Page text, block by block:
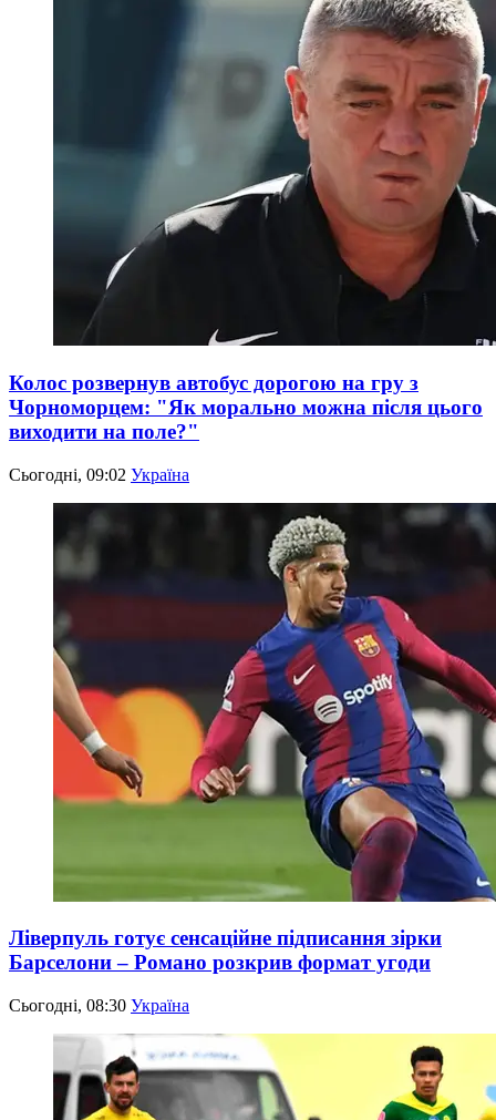
Колос розвернув автобус дорогою на гру з
Чорноморцем: "Як морально можна після цього
виходити на поле?"
Сьогодні, 09:02 Україна
Ліверпуль готує сенсаційне підписання зірки
Барселони – Романо розкрив формат угоди
Сьогодні, 08:30 Україна